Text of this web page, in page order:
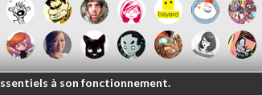
à son fonctionnement.